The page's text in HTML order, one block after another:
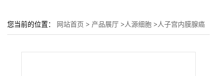
您当前的位置： 网站首页 > 产品展厅 >人源细胞 >人子宫内膜腺癌